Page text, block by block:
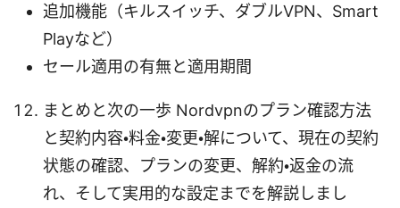
追加機能（キルスイッチ、ダブルVPN、Smart
Playなど）
セール適用の有無と適用期間
まとめと次の一歩 Nordvpnのプラン確認方法
と契約内容・料金・変更・解について、現在の契約
状態の確認、プランの変更、解約・返金の流
れ、そして実用的な設定までを解説しまし